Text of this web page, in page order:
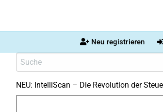
Neu registrieren
NEU: IntelliScan – Die Revolution der